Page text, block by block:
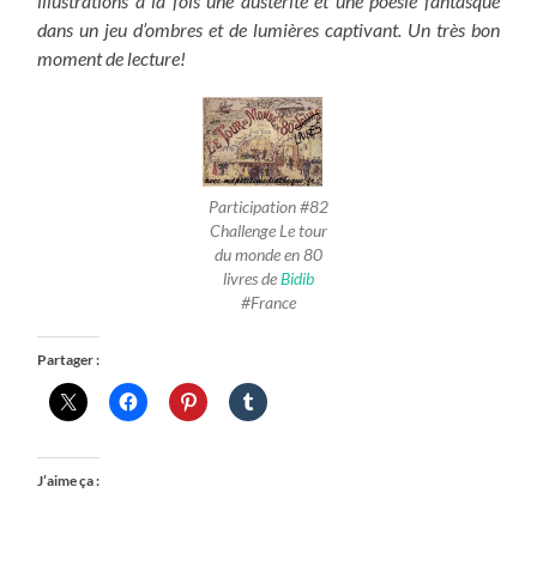
dans un jeu d’ombres et de lumières captivant. Un très bon
moment de lecture!
Participation #82
Challenge Le tour
du monde en 80
livres deBidib
#France
Partager :
J’aime ça :